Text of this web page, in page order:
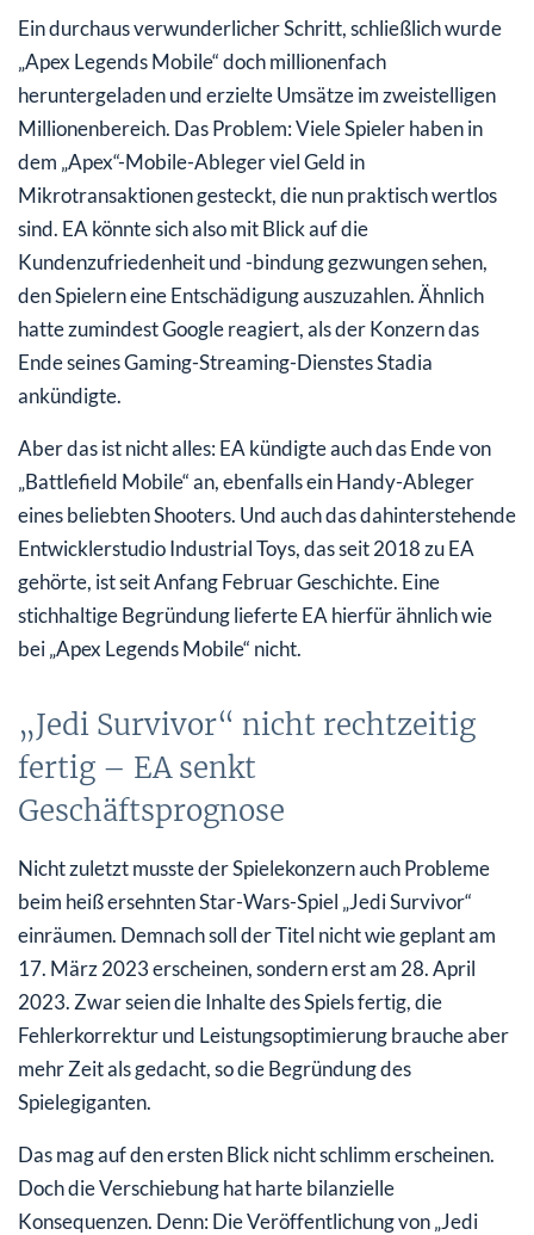
Ein durchaus verwunderlicher Schritt, schließlich wurde
„Apex Legends Mobile“ doch millionenfach
heruntergeladen und erzielte Umsätze im zweistelligen
Millionenbereich. Das Problem: Viele Spieler haben in
dem „Apex“-Mobile-Ableger viel Geld in
Mikrotransaktionen gesteckt, die nun praktisch wertlos
sind. EA könnte sich also mit Blick auf die
Kundenzufriedenheit und -bindung gezwungen sehen,
den Spielern eine Entschädigung auszuzahlen. Ähnlich
hatte zumindest Google reagiert, als der Konzern das
Ende seines Gaming-Streaming-Dienstes Stadia
ankündigte.
Aber das ist nicht alles: EA kündigte auch das Ende von
„Battlefield Mobile“ an, ebenfalls ein Handy-Ableger
eines beliebten Shooters. Und auch das dahinterstehende
Entwicklerstudio Industrial Toys, das seit 2018 zu EA
gehörte, ist seit Anfang Februar Geschichte. Eine
stichhaltige Begründung lieferte EA hierfür ähnlich wie
bei „Apex Legends Mobile“ nicht.
„Jedi Survivor“ nicht rechtzeitig
fertig – EA senkt
Geschäftsprognose
Nicht zuletzt musste der Spielekonzern auch Probleme
beim heiß ersehnten Star-Wars-Spiel „Jedi Survivor“
einräumen. Demnach soll der Titel nicht wie geplant am
17. März 2023 erscheinen, sondern erst am 28. April
2023. Zwar seien die Inhalte des Spiels fertig, die
Fehlerkorrektur und Leistungsoptimierung brauche aber
mehr Zeit als gedacht, so die Begründung des
Spielegiganten.
Das mag auf den ersten Blick nicht schlimm erscheinen.
Doch die Verschiebung hat harte bilanzielle
Konsequenzen. Denn: Die Veröffentlichung von „Jedi